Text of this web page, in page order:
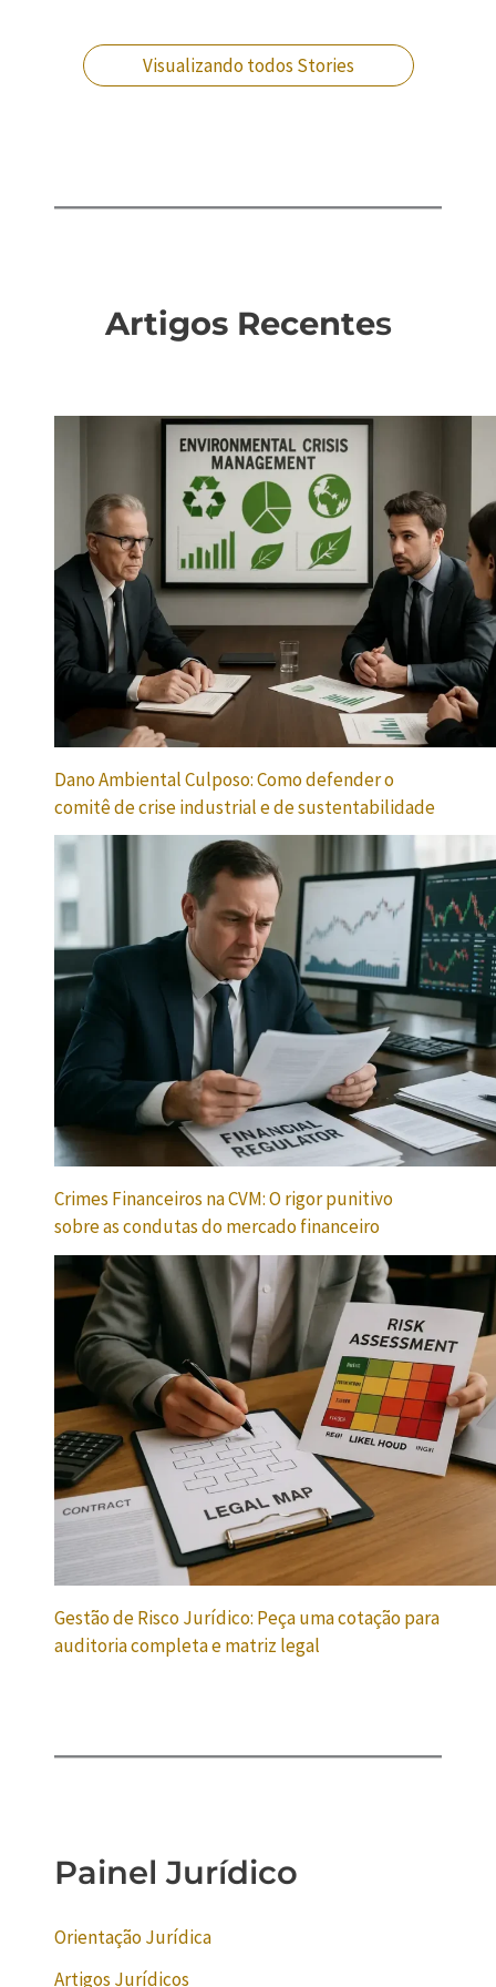
Visualizando todos Stories
Artigos Recentes
Dano Ambiental Culposo: Como defender o
comitê de crise industrial e de sustentabilidade
Crimes Financeiros na CVM: O rigor punitivo
sobre as condutas do mercado financeiro
Gestão de Risco Jurídico: Peça uma cotação para
auditoria completa e matriz legal
Painel Jurídico
Orientação Jurídica
Artigos Jurídicos